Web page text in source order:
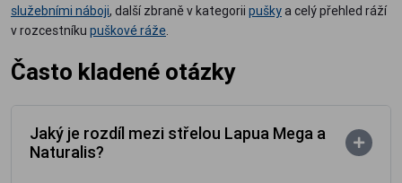
služebními náboji, další zbraně v kategorii puškya celý přehled ráží
v rozcestníku puškové ráže.
Často kladené otázky
Jaký je rozdíl mezi střelou Lapua Mega a
Naturalis?